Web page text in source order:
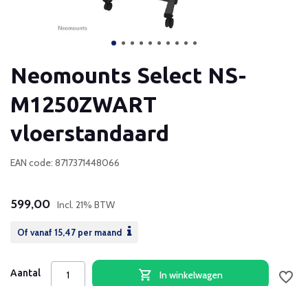
Neomounts Select NS-
M1250ZWART
vloerstandaard
EAN code: 8717371448066
599,00 Incl. 21% BTW
Of vanaf 15,47 per maand
Aantal In winkelwagen